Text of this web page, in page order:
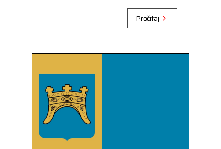
Pročitaj